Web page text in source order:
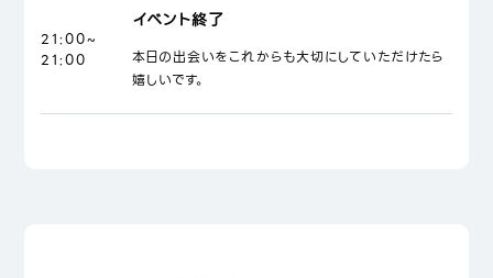
21:00~
21:00
イベント終了
本日の出会いをこれからも大切にしていただけたら
嬉しいです。